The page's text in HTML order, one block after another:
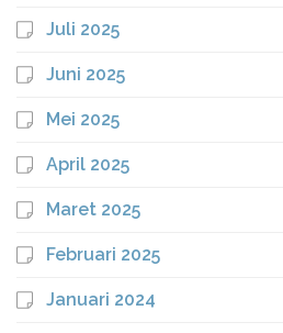
Juli 2025
Juni 2025
Mei 2025
April 2025
Maret 2025
Februari 2025
Januari 2024